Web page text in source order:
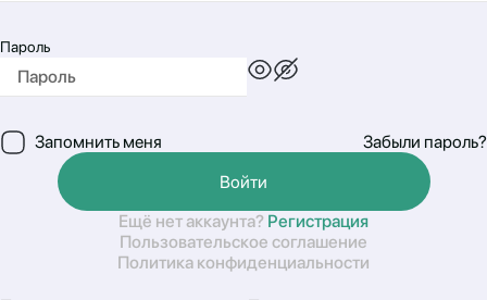
Пароль
Запомнить меня
Забыли пароль?
Войти
Ещё нет аккаунта? Регистрация
Пользовательское соглашение
Политика конфиденциальности